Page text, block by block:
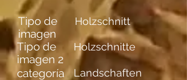
Tipo de
imagen
Holzschnitt
Tipo de
imagen 2
Holzschnitte
categoría Landschaften